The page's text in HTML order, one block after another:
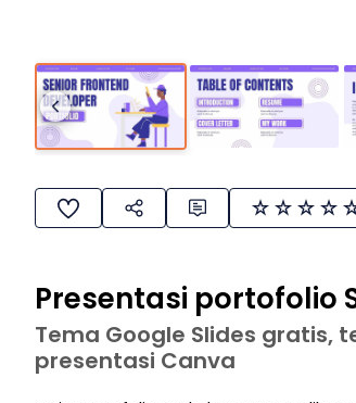
Presentasi portofolio
Tema Google Slides gratis,
presentasi Canva